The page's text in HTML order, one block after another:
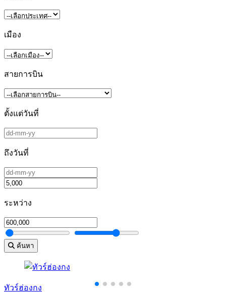
เมือง
สายการบิน
ตั้งแต่วันที่
ถึงวันที่
ระหว่าง
ค้นหา
ทัวร์ฮ่องกง